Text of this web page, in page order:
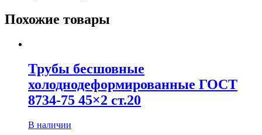
Похожие товары
Трубы бесшовные
холоднодеформированные ГОСТ
8734-75 45×2 ст.20
В наличии